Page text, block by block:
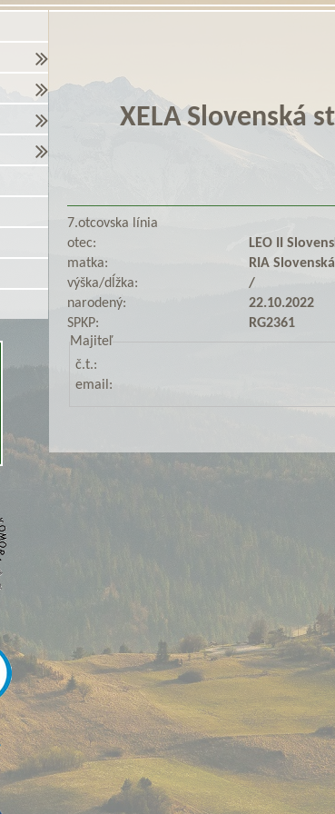
XELA Slovenská
7.otcovska línia
otec:
LEO II
matka:
RIA
výška/dĺžka:
/
narodený:
22.10.2022
SPKP:
RG2361
Majiteľ
č.t.:
email: